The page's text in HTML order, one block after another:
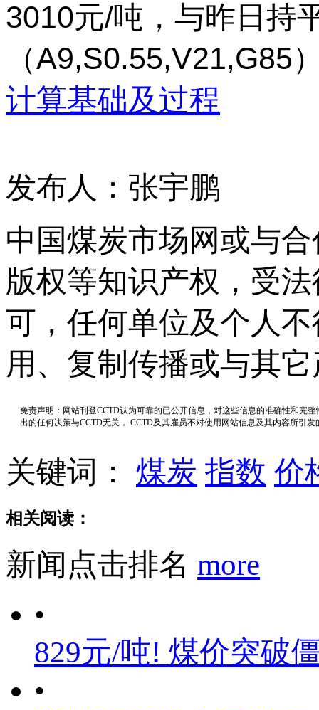
3010元/吨，与昨日持
（A9,S0.55,V21,G85
计算基础及过程
发布人：张宇鹏
中国煤炭市场网或与
版权等知识产权，受
可，任何单位及个人
用、复制传播或与其
免责声明：网站刊登CCTD认为可靠的已公开信息，对这些信息的准确性和完
出的任何决策与CCTD无关， CCTD及其雇员不对使用网站信息及其内容所引
关键词： 煤炭 指数 价
相关阅读：
新闻点击排名 more
•
829元/吨! 煤价突破
•